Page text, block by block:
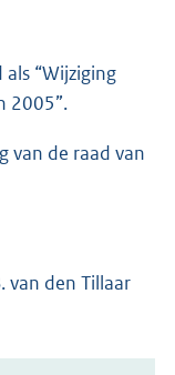
“Wijziging
2005”.
van de raad van
van den Tillaar